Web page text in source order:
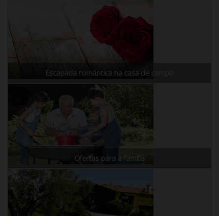
Escapada romântica na casa de campo
Ofertas para a família